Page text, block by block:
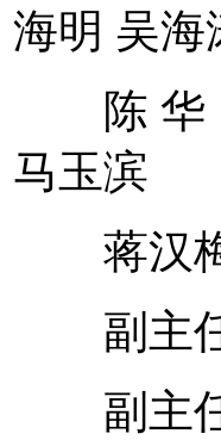
海明 吴
陈 华
马玉滨
蒋汉
副主任
副主任